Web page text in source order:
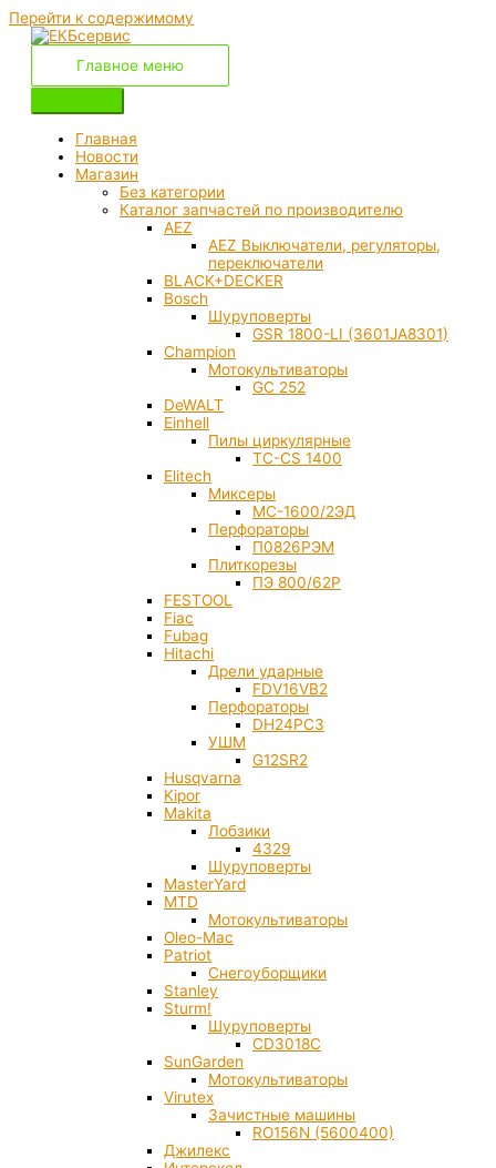
Перейти к содержимому
Главное меню
Главная
Новости
Магазин
Без категории
Каталог запчастей по производителю
AEZ
AEZ Выключатели, регуляторы,
переключатели
BLACK+DECKER
Bosch
Шуруповерты
GSR 1800-LI (3601JA8301)
Champion
Мотокультиваторы
GC 252
DeWALT
Einhell
Пилы циркулярные
TC-CS 1400
Elitech
Миксеры
МС-1600/2ЭД
Перфораторы
П0826РЭМ
Плиткорезы
ПЭ 800/62Р
FESTOOL
Fiac
Fubag
Hitachi
Дрели ударные
FDV16VB2
Перфораторы
DH24PC3
УШМ
G12SR2
Husqvarna
Kipor
Makita
Лобзики
4329
Шуруповерты
MasterYard
MTD
Мотокультиваторы
Oleo-Mac
Patriot
Снегоуборщики
Stanley
Sturm!
Шуруповерты
CD3018C
SunGarden
Мотокультиваторы
Virutex
Зачистные машины
RO156N (5600400)
Джилекс